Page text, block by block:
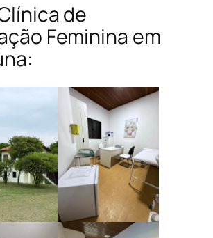
de
Feminina em